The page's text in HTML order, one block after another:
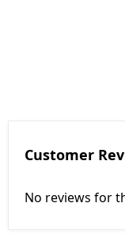
Customer
No reviews for